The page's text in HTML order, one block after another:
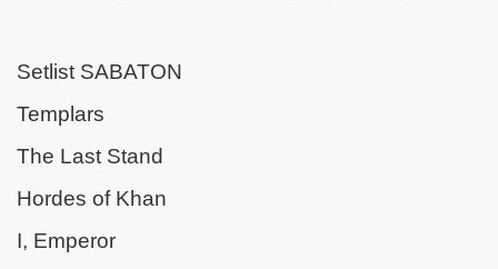
Setlist SABATON
Templars
The Last Stand
Hordes of Khan
I, Emperor